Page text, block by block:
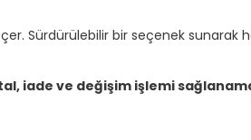
Sürdürülebilir bir seçenek sunarak
iade ve değişim işlemi